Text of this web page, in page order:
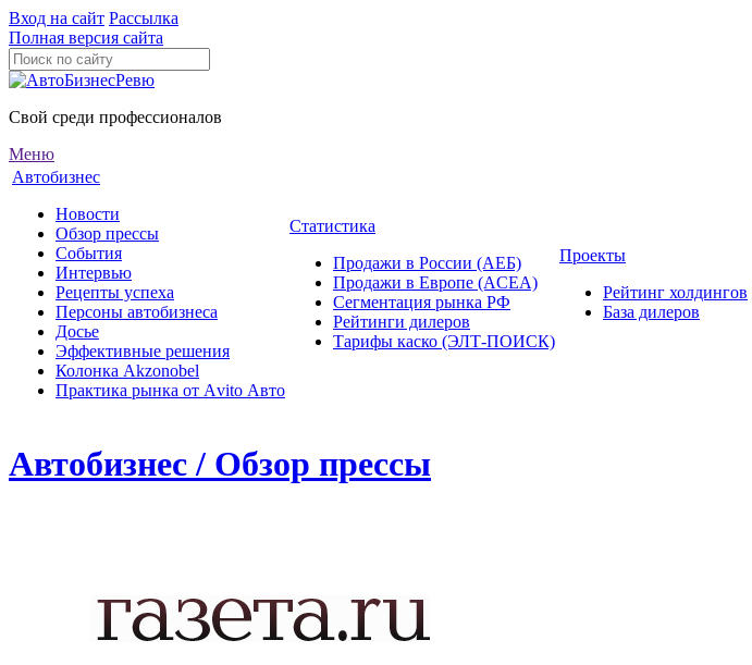
Вход на сайт Рассылка
Полная версия сайта
Свой среди профессионалов
Меню
Автобизнес
Новости
Обзор прессы
События
Интервью
Рецепты успеха
Персоны автобизнеса
Досье
Эффективные решения
Колонка Akzonobel
Практика рынка от Аvito Авто
Статистика
Продажи в России (АЕБ)
Продажи в Европе (ACEA)
Сегментация рынка РФ
Рейтинги дилеров
Тарифы каско (ЭЛТ-ПОИСК)
Проекты
Рейтинг холдингов
База дилеров
Автобизнес / Обзор прессы